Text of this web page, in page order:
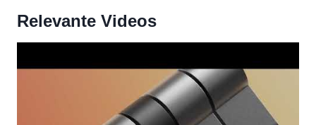
Relevante Videos